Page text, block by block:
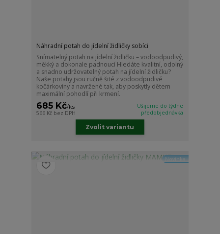
Náhradní potah do jídelní židličky sobíci
Snímatelný potah na jídelní židličku – vodoodpudivý,
měkký a dokonale padnoucí Hledáte kvalitní, odolný
a snadno udržovatelný potah na jídelní židličku?
Naše potahy jsou ručně šité z vodoodpudivé
kočárkoviny a navržené tak, aby poskytly dětem
maximální pohodlí při krmení.
685 Kč/ks
566 Kč bez DPH
Ušijeme do týdne
předobjednávka
Zvolit variantu
Novinka